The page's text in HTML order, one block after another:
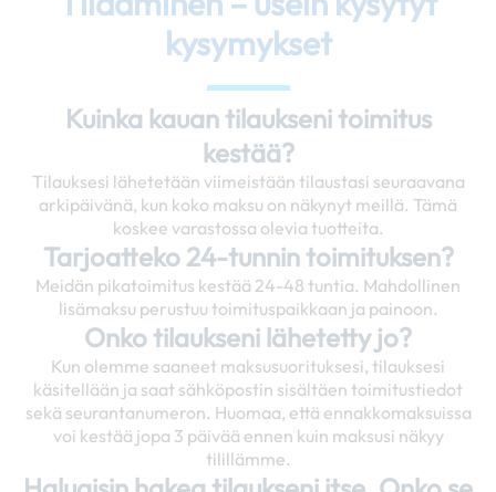
kysymykset
Kuinka kauan tilaukseni toimitus
kestää?
Tilauksesi lähetetään viimeistään tilaustasi seuraavana
arkipäivänä, kun koko maksu on näkynyt meillä. Tämä
koskee varastossa olevia tuotteita.
Tarjoatteko 24-tunnin toimituksen?
Meidän pikatoimitus kestää 24-48 tuntia. Mahdollinen
lisämaksu perustuu toimituspaikkaan ja painoon.
Onko tilaukseni lähetetty jo?
Kun olemme saaneet maksusuorituksesi, tilauksesi
käsitellään ja saat sähköpostin sisältäen toimitustiedot
sekä seurantanumeron. Huomaa, että ennakkomaksuissa
voi kestää jopa 3 päivää ennen kuin maksusi näkyy
tilillämme.